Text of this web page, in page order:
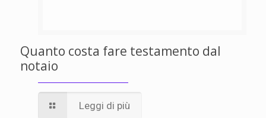
Quanto costa fare testamento dal
notaio
Leggi di più